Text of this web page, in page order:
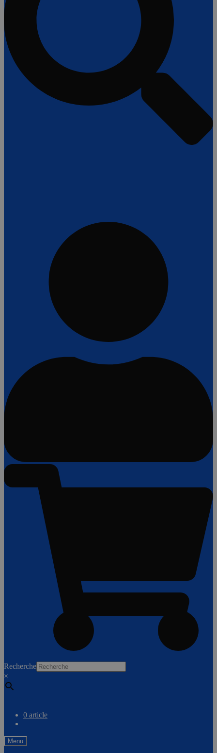
Recherche
×
0 article
Menu